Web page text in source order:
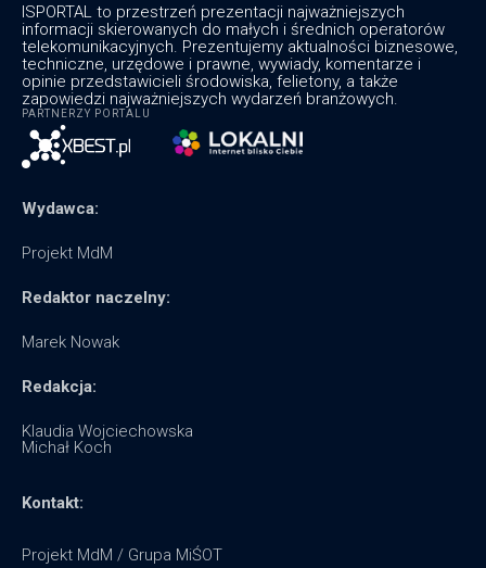
ISPORTAL to przestrzeń prezentacji najważniejszych
informacji skierowanych do małych i średnich operatorów
telekomunikacyjnych. Prezentujemy aktualności biznesowe,
techniczne, urzędowe i prawne, wywiady, komentarze i
opinie przedstawicieli środowiska, felietony, a także
zapowiedzi najważniejszych wydarzeń branżowych.
PARTNERZY PORTALU
Wydawca:
Projekt MdM
Redaktor naczelny:
Marek Nowak
Redakcja:
Klaudia Wojciechowska
Michał Koch
Kontakt:
Projekt MdM / Grupa MiŚOT